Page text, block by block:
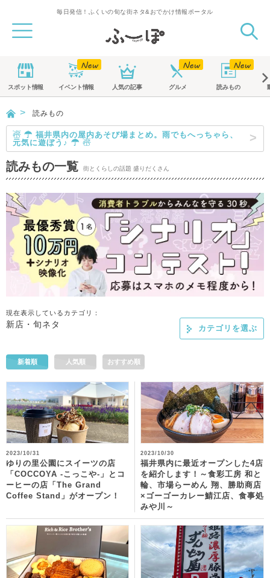
毎日発信！ふくいの旬な街ネタ&おでかけ情報ポータル
スポット情報 イベント情報 人気の記事 グルメ 読みもの
読みもの
☃ ☂ 福井県内の屋内あそび場まとめ。雨でもへっちゃら、
元気に遊ぼう♪ ☂ ☃
読みもの一覧 街とくらしの話題 盛りだくさん
カテゴリを選ぶ
現在表示しているカテゴリ：
新店・旬ネタ
新着順 人気順 おすすめ順
2023/10/31
ゆりの里公園にスイーツの店
「COCCOYA -こっこや-」とコ
ーヒーの店「The Grand
Coffee Stand」がオープン！
2023/10/30
福井県内に最近オープンした4店
を紹介します！～食彩工房 和と
輪、市場らーめん 翔、勝助商店
×ゴーゴーカレー鯖江店、食事処
みや川～